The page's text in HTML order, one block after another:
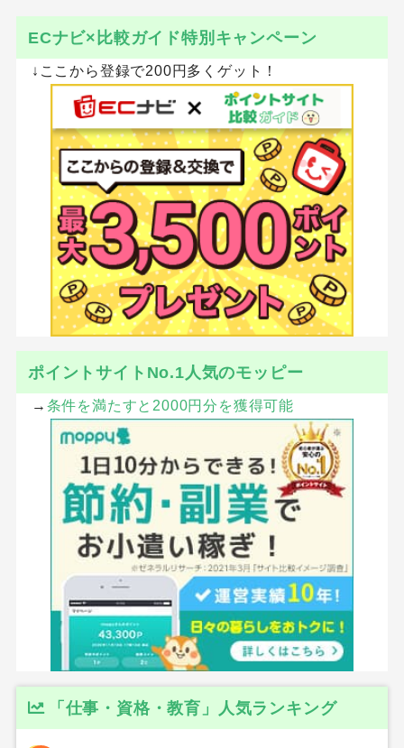
ECナビ×比較ガイド特別キャンペーン
↓ここから登録で200円多くゲット！
ポイントサイトNo.1人気のモッピー
→ 条件を満たすと2000円分を獲得可能
「仕事・資格・教育」人気ランキング